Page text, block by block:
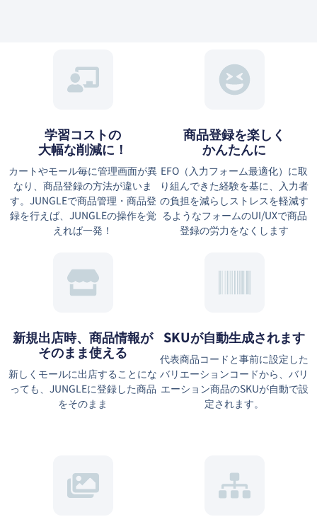
学習コストの
大幅な削減に！
カートやモール毎に管理画面が異
なり、商品登録の方法が違いま
す。JUNGLEで商品管理・商品登
録を行えば、JUNGLEの操作を覚
えれば一発！
商品登録を楽しく
かんたんに
EFO（⼊⼒フォーム最適化）に取
り組んできた経験を基に、⼊⼒者
の負担を減らしストレスを軽減す
るようなフォームのUI/UXで商品
登録の労力をなくします
新規出店時、商品情報が
そのまま使える
新しくモールに出店することにな
っても、JUNGLEに登録した商品
をそのまま
SKUが自動生成されます
代表商品コードと事前に設定した
バリエーションコードから、バリ
エーション商品のSKUが自動で設
定されます。